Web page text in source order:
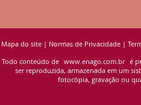
Mapa do site | Normas de Privacidade |
Todo conteúdo de www.enago.com.br é
ser reproduzida, armazenada em um
fotocópia, gravação ou